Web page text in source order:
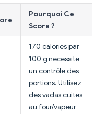
Pourquoi Ce
Score ?
170 calories par
100 g nécessite
un contrôle des
portions. Utilisez
des vadas cuites
au four/vapeur